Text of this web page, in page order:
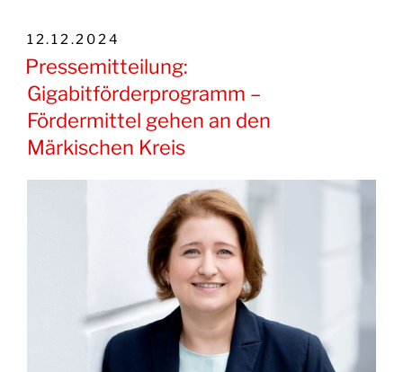
VERÖFFENTLICHT
AM
12.12.2024
Pressemitteilung:
Gigabitförderprogramm –
Fördermittel gehen an den
Märkischen Kreis